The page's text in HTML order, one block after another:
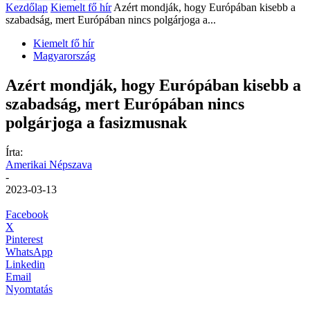
Kezdőlap Kiemelt fő hír Azért mondják, hogy Európában kisebb a
szabadság, mert Európában nincs polgárjoga a...
Kiemelt fő hír
Magyarország
Azért mondják, hogy Európában kisebb a
szabadság, mert Európában nincs
polgárjoga a fasizmusnak
Írta:
Amerikai Népszava
-
2023-03-13
Facebook
X
Pinterest
WhatsApp
Linkedin
Email
Nyomtatás